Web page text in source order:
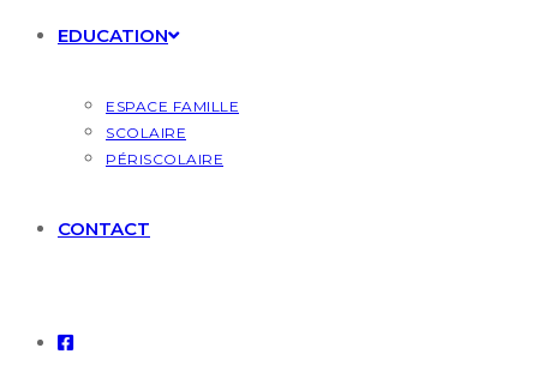
EDUCATION
ESPACE FAMILLE
SCOLAIRE
PÉRISCOLAIRE
CONTACT